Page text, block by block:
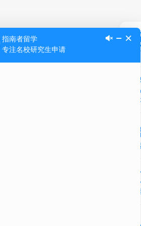
公
微
在